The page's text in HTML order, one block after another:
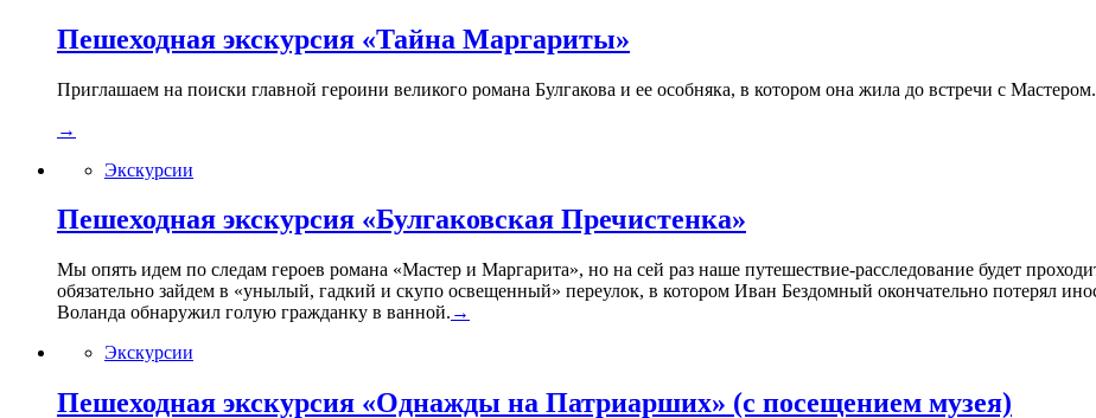
Пешеходная экскурсия «Тайна Маргариты»
Приглашаем на поиски главной героини великого романа Булгакова и ее особняка, в котором она жила до встречи с Мастером.
→
Экскурсии
Пешеходная экскурсия «Булгаковская Пречистенка»
Мы опять идем по следам героев романа «Мастер и Маргарита», но на сей раз наше путешествие-расследование будет
обязательно зайдем в «унылый, гадкий и скупо освещенный» переулок, в котором Иван Бездомный окончательно потерял
Воланда обнаружил голую гражданку в ванной. →
Экскурсии
Пешеходная экскурсия «Однажды на Патриарших» (с посещением музея)